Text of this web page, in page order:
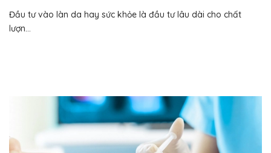
Đầu tư vào làn da hay sức khỏe là đầu tư lâu dài cho chất
lượn...